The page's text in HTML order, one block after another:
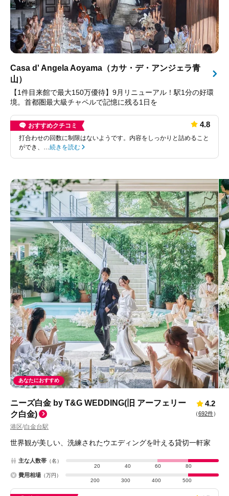
Casa d' Angela Aoyama（カサ・デ・アンジェラ青
山）
【1件目来館で最大150万優待】9月リニューアル！駅1分の好環
境。首都圏最大級チャペルで記憶に残る1日を
おすすめクチコミ 4.8
打合わせの回数に制限はないようです。内容をしっかりと詰めること
ができ、… 続きを読む
あなたにおすすめ
ニーズ白金 by T&G WEDDING(旧 アーフェリー
ク白金)
港区/白金台駅
4.2
（692件）
世界観が美しい、洗練されたウエディングを叶える貸切一軒家
主な人数帯 （名）
20
40 60 80
費用相場 （万円）
200
300 400 500